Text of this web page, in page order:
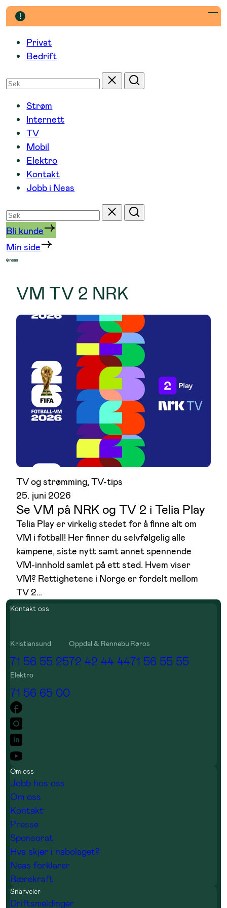
Hopp
til
innholdPrivat
Bedrift
Søk
etter
Tilbakestill
Søk
Strøm
Internett
TV
Mobil
Elektro
Kontakt
Jobb i Neas
Søk
etter
Tilbakestill
Søk
Bli kunde
Min side
VM TV 2 NRK
TV og strømming, TV-tips
25. juni 2026
Se VM på NRK og TV 2 i Telia Play
Telia Play er virkelig stedet for å finne alt om
VM i fotball! Her finner du selvfølgelig alle
kampene, siste nytt samt annet spennende
VM-innhold samlet på ett sted. Hvem viser
VM? Rettighetene i Norge er fordelt mellom
TV 2…
Kontakt oss
Kristiansund
71 56 55 25
Oppdal & Rennebu
72 42 44 44
Røros
71 56 55 55
Elektro
71 56 65 00
Om oss
Jobb hos oss
Om oss
Kontakt
Presse
Sponsorat
Hva skjer i nabolaget?
Neas forklarer
Bærekraft
Snarveier
Driftsmeldinger